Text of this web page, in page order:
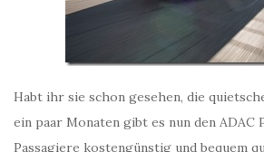
Habt ihr sie schon gesehen, die
ein paar Monaten gibt es nun den ADAC
Passagiere kostengünstig und bequem